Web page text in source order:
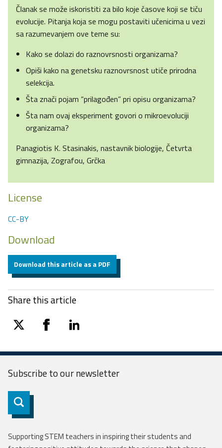
Članak se može iskoristiti za bilo koje časove koji se tiču
evolucije. Pitanja koja se mogu postaviti učenicima u vezi
sa razumevanjem ove teme su:
Kako se dolazi do raznovrsnosti organizama?
Opiši kako na genetsku raznovrsnost utiče prirodna
selekcija.
Šta znači pojam “prilagođen” pri opisu organizama?
Šta nam ovaj eksperiment govori o mikroevoluciji
organizama?
Panagiotis K. Stasinakis, nastavnik biologije, Četvrta
gimnazija, Zografou, Grčka
License
CC-BY
Download
Download this article as a PDF
Share this article
twitter facebooklinkedin
Subscribe to ournewsletter
Subscribe
Supporting STEM teachers in inspiring their students and